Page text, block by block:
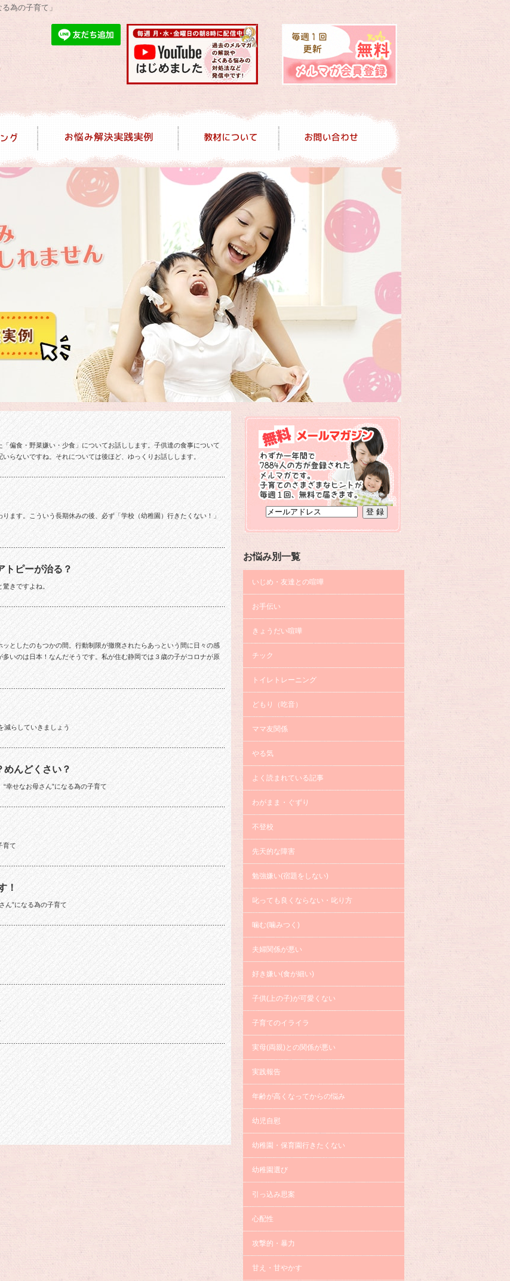
為の子育て」
偏食・野菜嫌い・少食」についてお話しします。子供達の食事について
らないですね。それについては後ほど、ゆっくりお話しします。
ます。こういう長期休みの後、必ず「学校（幼稚園）行きたくない！」
トピーが治る？
驚きですよね。
としたのもつかの間。行動制限が撤廃されたらあっという間に日々の感
いのは日本！なんだそうです。私が住む静岡では３歳の子がコロナが原
らしていきましょう
んどくさい？
幸せなお母さん”になる為の子育て
育て
！
ん”になる為の子育て
お悩み別一覧
いじめ・友達との喧嘩
お手伝い
きょうだい喧嘩
チック
トイレトレーニング
どもり（吃音）
ママ友関係
やる気
よく読まれている記事
わがまま・ぐずり
不登校
先天的な障害
勉強嫌い(宿題をしない)
叱っても良くならない・叱り方
噛む(噛みつく)
夫婦関係が悪い
好き嫌い(食が細い)
子供(上の子)が可愛くない
子育てのイライラ
実母(両親)との関係が悪い
実践報告
年齢が高くなってからの悩み
幼児自慰
幼稚園・保育園行きたくない
幼稚園選び
引っ込み思案
心配性
攻撃的・暴力
甘え・甘やかす